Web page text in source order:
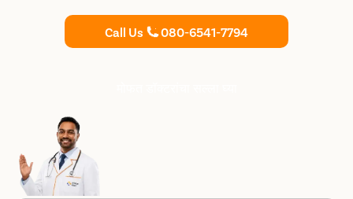
आणि प्रगत लेसर शस्त्रक्रियेसाठी Satara मधील उच्च प्रशिक्षित आणि
अनुभवी एनोरेक्टल सर्जनचा सल्ला घ्या. लँडिंग उपशीर्षक - पायलोनिडल
मधील उच्च प्रशिक्षित आणि अनुभवी एनोरेक्टल सर्जनचा सल्ला घ्या.
Call Us 080-6541-7794